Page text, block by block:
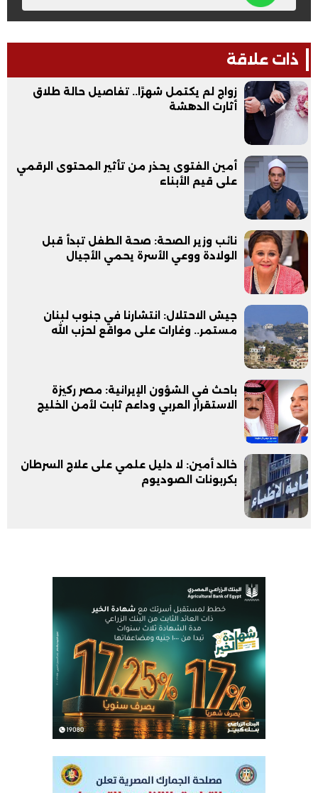
ذات علاقة
زواج لم يكتمل شهرًا.. تفاصيل حالة طلاق
أثارت الدهشة
أمين الفتوى يحذر من تأثير المحتوى الرقمي
على قيم الأبناء
نائب وزير الصحة: صحة الطفل تبدأ قبل
الولادة ووعي الأسرة يحمي الأجيال
جيش الاحتلال: انتشارنا في جنوب لبنان
مستمر.. وغارات على مواقع لحزب الله
باحث في الشؤون الإيرانية: مصر ركيزة
الاستقرار العربي وداعم ثابت لأمن الخليج
خالد أمين: لا دليل علمي على علاج السرطان
بكربونات الصوديوم